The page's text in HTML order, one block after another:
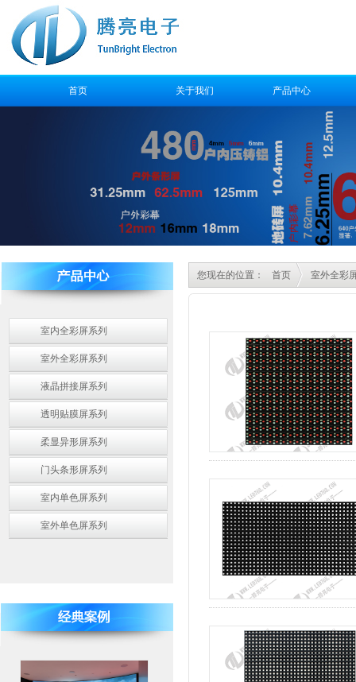
首页 关于我们 产品中心
室内全彩屏系列
室外全彩屏系列
液晶拼接屏系列
透明贴膜屏系列
柔显异形屏系列
门头条形屏系列
室内单色屏系列
室外单色屏系列
您现在的位置： 首页 室外全彩